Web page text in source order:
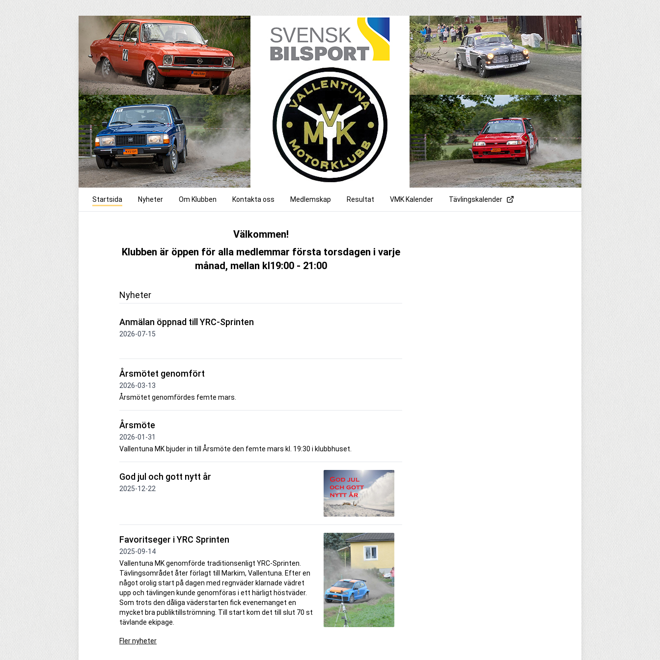
Startsida Nyheter Om Klubben Kontakta oss Medlemskap Resultat VMK Kalender Tävlingskalender
Välkommen!
Klubben är öppen för alla medlemmar första torsdagen i varje
månad, mellan kl19:00 - 21:00
Nyheter
Anmälan öppnad till YRC-Sprinten
2026-07-15
Årsmötet genomfört
2026-03-13
Årsmötet genomfördes femte mars.
Årsmöte
2026-01-31
Vallentuna MK bjuder in till Årsmöte den femte mars kl. 19:30 i klubbhuset.
God jul och gott nytt år
2025-12-22
Favoritseger i YRC Sprinten
2025-09-14
Vallentuna MK genomförde traditionsenligt YRC-Sprinten.
Tävlingsområdet åter förlagt till Markim, Vallentuna. Efter en
något orolig start på dagen med regnväder klarnade vädret
upp och tävlingen kunde genomföras i ett härligt höstväder.
Som trots den dåliga väderstarten fick evenemanget en
mycket bra publiktillströmning. Till start kom det till slut 70 st
tävlande ekipage.
Fler nyheter